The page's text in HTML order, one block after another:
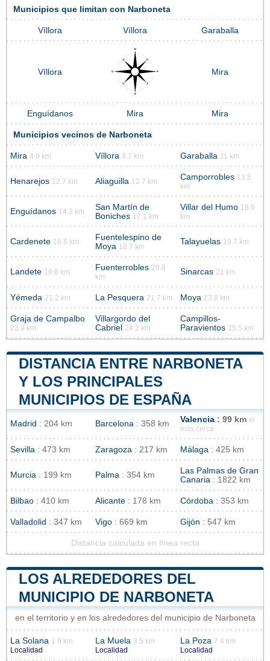
Municipios que limitan con Narboneta
Víllora Víllora Garaballa
Víllora Mira
Enguídanos Mira Mira
Municipios vecinos de Narboneta
Mira 4.9 km Víllora 9.7 km Garaballa 11 km
Henarejos 12.7 km Aliaguilla 12.7 km Camporrobles 13.5
km
Enguídanos 14.3 km
San Martín de
Boniches 17.1 km
Villar del Humo 18.6
km
Cardenete 18.6 km
Fuentelespino de
Moya 18.7 km
Talayuelas 19.7 km
Landete 19.8 km Fuenterrobles 20.8
km
Sinarcas 21 km
Yémeda 21.2 km La Pesquera 21.7 km Moya 23.8 km
Graja de Campalbo
23.9 km
Villargordo del
Cabriel
24.2 km
Campillos-
Paravientos 25.5 km
DISTANCIA ENTRE NARBONETA
Y LOS PRINCIPALES
MUNICIPIOS DE ESPAÑA
Madrid : 204 km Barcelona : 358 km Valencia : 99 km el
más cerca
Sevilla : 473 km Zaragoza : 217 km Málaga : 425 km
Murcia : 199 km Palma : 354 km
Las Palmas de Gran
Canaria : 1822 km
Bilbao : 410 km Alicante : 178 km Córdoba : 353 km
Valladolid : 347 km Vigo : 669 km Gijón : 547 km
Distancia calculada en línea recta
LOS ALREDEDORES DEL
MUNICIPIO DE NARBONETA
en el territorio y en los alrededores del municipio de Narboneta
La Solana 1.9 km
Localidad
La Muela 3.5 km
Localidad
La Poza 7.4 km
Localidad